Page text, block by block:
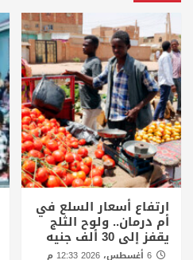
ارتفاع أسعار السلع في
أم درمان.. ولوح الثلج
يقفز إلى 30 ألف جنيه